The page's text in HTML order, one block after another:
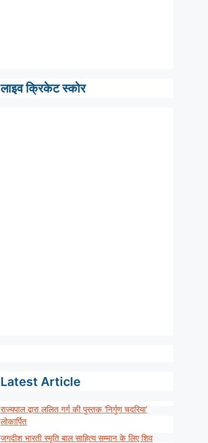
लाइव क्रिकेट स्कोर
Latest Article
राज्यपाल द्वारा ललित गर्ग की पुस्तक ‘निर्गुण चदरिया’
लोकार्पित
जगदीश भारती स्मृति बाल साहित्य सम्मान के लिए शिव